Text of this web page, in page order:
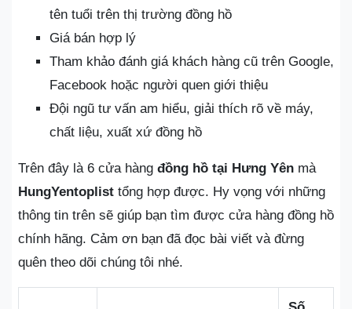
tên tuổi trên thị trường đồng hồ
Giá bán hợp lý
Tham khảo đánh giá khách hàng cũ trên Google,
Facebook hoặc người quen giới thiệu
Đội ngũ tư vấn am hiểu, giải thích rõ về máy,
chất liệu, xuất xứ đồng hồ
Trên đây là 6 cửa hàng đồng hồ tại Hưng Yên mà
HungYentoplist tổng hợp được. Hy vọng với những
thông tin trên sẽ giúp bạn tìm được cửa hàng đồng hồ
chính hãng. Cảm ơn bạn đã đọc bài viết và đừng
quên theo dõi chúng tôi nhé.